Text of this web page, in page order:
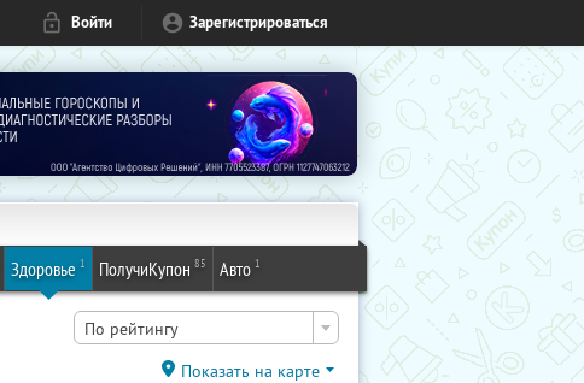
Войти Зарегистрироваться
Здоровье 1 ПолучиКупон 85 Авто 1
По рейтингу
Показать на карте